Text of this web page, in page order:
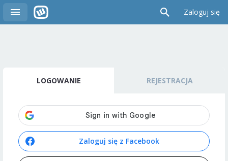
Zaloguj się
LOGOWANIE REJESTRACJA
Zaloguj się z Facebook